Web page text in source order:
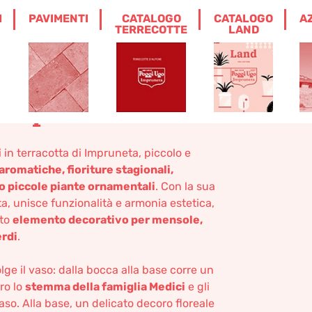
PAVIMENTI
CATALOGO
TERRECOTTE
CATALOGO
LAND
TERRACOTTA IMPRUNETA
con anelli
in terracotta di Impruneta, piccolo e
fioriture stagionali,
piccole piante ornamentali. Con la sua
unisce funzionalità e armonia estetica,
elemento decorativo per mensole,
.
il vaso: dalla bocca alla base corre un
lo stemma della famiglia Medici e gli
Alla base, un delicato decoro floreale